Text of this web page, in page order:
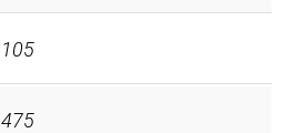
105
475